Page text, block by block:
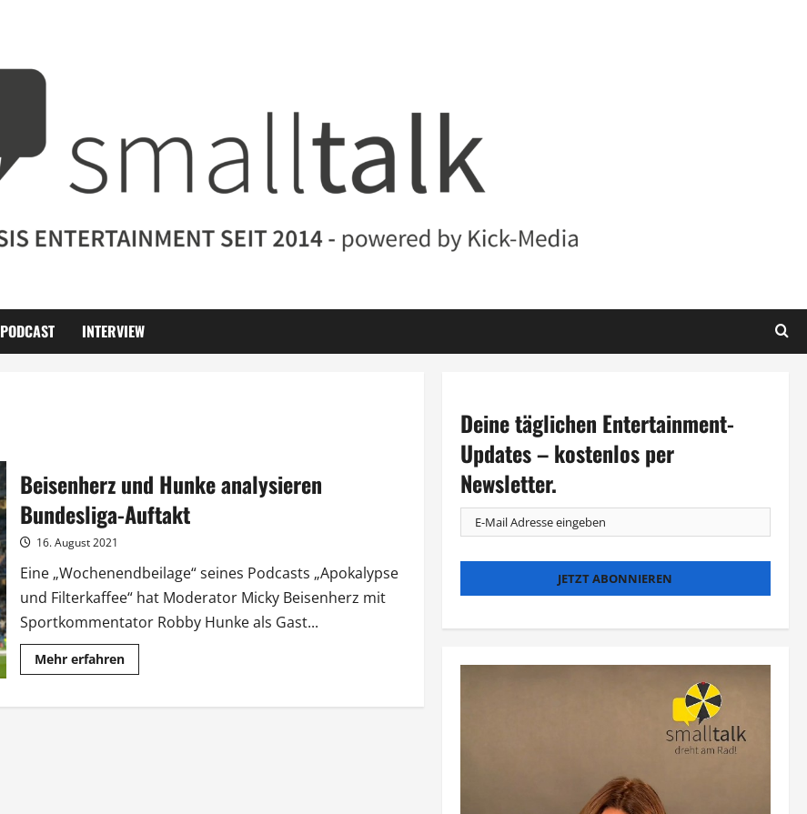
PODCAST INTERVIEW
Beisenherz und Hunke analysieren
Bundesliga-Auftakt
16. August 2021
Eine „Wochenendbeilage“ seines Podcasts „Apokalypse
und Filterkaffee“ hat Moderator Micky Beisenherz mit
Sportkommentator Robby Hunke als Gast...
Mehr erfahrenMehr
Informationen
und
Deine täglichen Entertainment-
Updates – kostenlos per
Newsletter.